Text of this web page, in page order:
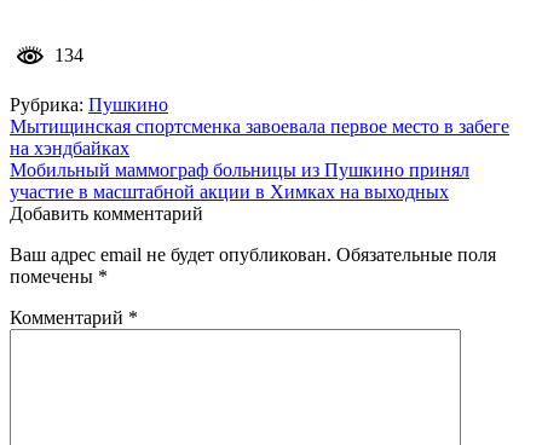
134
Рубрика: Пушкино
Навигация
по
записям
Мытищинская спортсменка завоевала первое место в забеге
на хэндбайках
Мобильный маммограф больницы из Пушкино принял
участие в масштабной акции в Химках на выходных
Добавить комментарий
Ваш адрес email не будет опубликован. Обязательные поля
помечены *
Комментарий *